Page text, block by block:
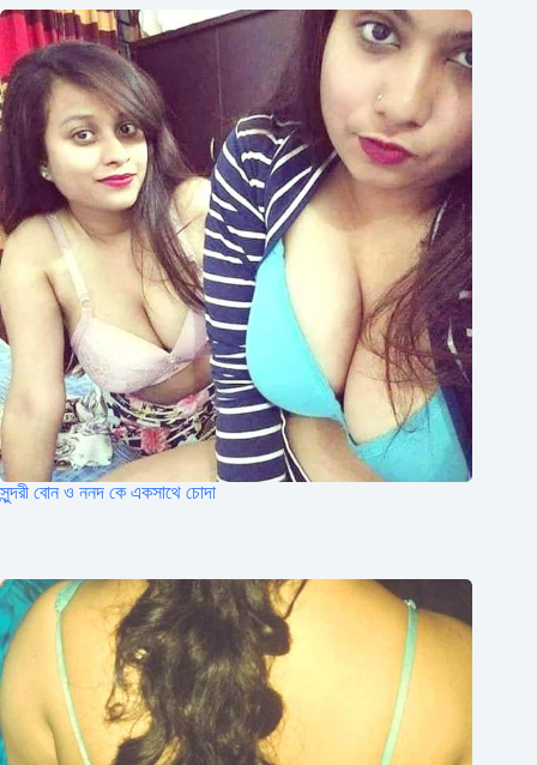
সুন্দরী বোন ও ননদ কে একসাথে চোদা